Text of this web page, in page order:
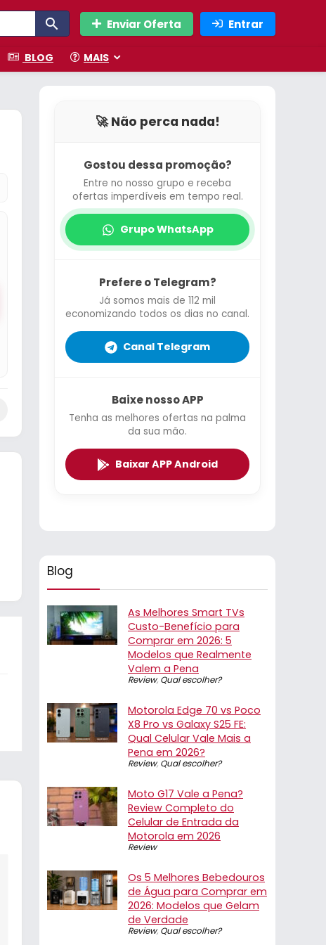
Enviar Oferta Entrar
BLOG MAIS
🚀 Não perca nada!
Gostou dessa promoção?
Entre no nosso grupo e receba
ofertas imperdíveis em tempo real.
Grupo WhatsApp
Prefere o Telegram?
Já somos mais de 112 mil
economizando todos os dias no canal.
Canal Telegram
Baixe nosso APP
Tenha as melhores ofertas na palma
da sua mão.
Baixar APP Android
Blog
As Melhores Smart TVs
Custo-Benefício para
Comprar em 2026: 5
Modelos que Realmente
Valem a Pena
Review, Qual escolher?
Motorola Edge 70 vs Poco
X8 Pro vs Galaxy S25 FE:
Qual Celular Vale Mais a
Pena em 2026?
Review, Qual escolher?
Moto G17 Vale a Pena?
Review Completo do
Celular de Entrada da
Motorola em 2026
Review
Os 5 Melhores Bebedouros
de Água para Comprar em
2026: Modelos que Gelam
de Verdade
Review, Qual escolher?